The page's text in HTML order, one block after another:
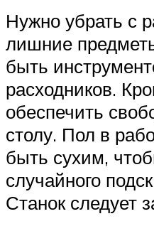
Нужно убрать с
лишние
быть
расходников.
обеспечить
столу. Пол в
быть сухим,
случайного
Станок следует